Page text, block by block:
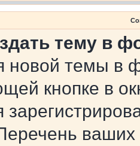
тему в
новой темы в
кнопке в
ваших